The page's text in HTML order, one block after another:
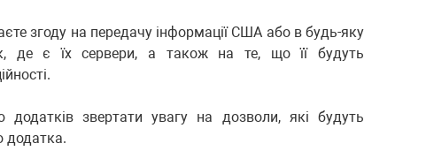
згоду на передачу інформації США або в будь-яку
де є їх сервери, а також на те, що її будуть
додатків звертати увагу на дозволи, які будуть
додатка.